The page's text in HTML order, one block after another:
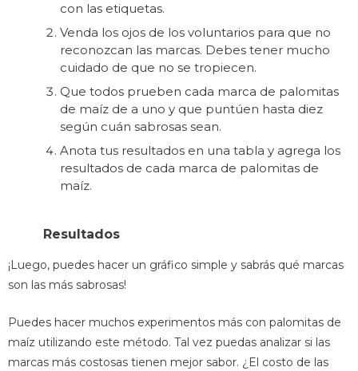
con las etiquetas.
Venda los ojos de los voluntarios para que no
reconozcan las marcas. Debes tener mucho
cuidado de que no se tropiecen.
Que todos prueben cada marca de palomitas
de maíz de a uno y que puntúen hasta diez
según cuán sabrosas sean.
Anota tus resultados en una tabla y agrega los
resultados de cada marca de palomitas de
maíz.
Resultados
¡Luego, puedes hacer un gráfico simple y sabrás qué marcas
son las más sabrosas!
Puedes hacer muchos experimentos más con palomitas de
maíz utilizando este método. Tal vez puedas analizar si las
marcas más costosas tienen mejor sabor. ¿El costo de las